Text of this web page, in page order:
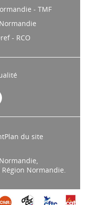
- TMF
- RCO
Plan du site
Normandie.